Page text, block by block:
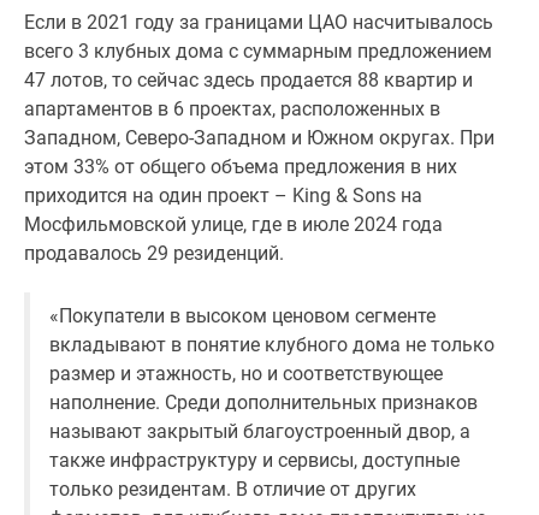
Rutube
Поиск
дома
Москве
Программа
реновации
Москве
класса
Новостройки
бизнес-
класса
Рассрочка
Траншевая
ипотека
Если в 2021 году за границами ЦАО насчитывалось
всего 3 клубных дома с суммарным предложением
47 лотов, то сейчас здесь продается 88 квартир и
апартаментов в 6 проектах, расположенных в
Западном, Северо-Западном и Южном округах. При
этом 33% от общего объема предложения в них
приходится на один проект – King & Sons на
Мосфильмовской улице, где в июле 2024 года
продавалось 29 резиденций.
«Покупатели в высоком ценовом сегменте
вкладывают в понятие клубного дома не только
размер и этажность, но и соответствующее
наполнение. Среди дополнительных признаков
называют закрытый благоустроенный двор, а
также инфраструктуру и сервисы, доступные
только резидентам. В отличие от других